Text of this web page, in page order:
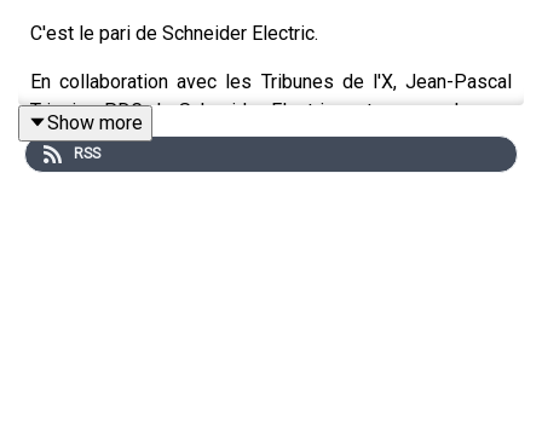
C'est le pari de Schneider Electric.
En collaboration avec les Tribunes de l'X, Jean-Pascal
Tricoire, PDG de Schneider Electric, est venu parler aux
élèves et au personnel de l'École polytechnique de son
parcours, des grandes transformations qu’il a mené dans
Show more
RSS